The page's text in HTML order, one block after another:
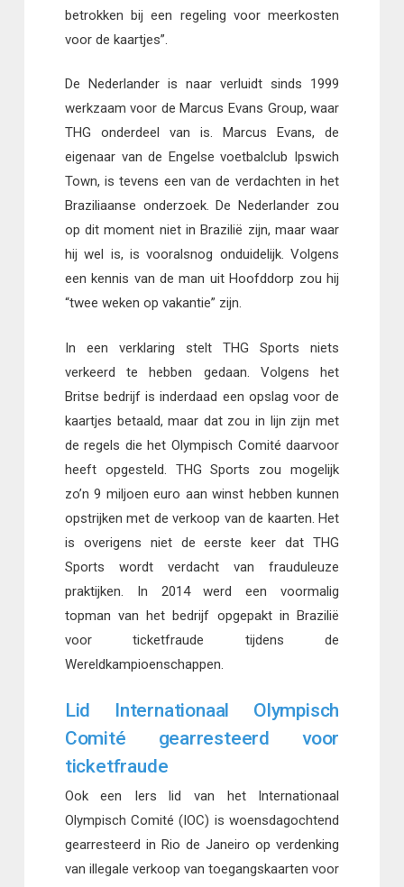
betrokken bij een regeling voor meerkosten
voor de kaartjes”.
De Nederlander is naar verluidt sinds 1999
werkzaam voor de Marcus Evans Group, waar
THG onderdeel van is. Marcus Evans, de
eigenaar van de Engelse voetbalclub Ipswich
Town, is tevens een van de verdachten in het
Braziliaanse onderzoek. De Nederlander zou
op dit moment niet in Brazilië zijn, maar waar
hij wel is, is vooralsnog onduidelijk. Volgens
een kennis van de man uit Hoofddorp zou hij
“twee weken op vakantie” zijn.
In een verklaring stelt THG Sports niets
verkeerd te hebben gedaan. Volgens het
Britse bedrijf is inderdaad een opslag voor de
kaartjes betaald, maar dat zou in lijn zijn met
de regels die het Olympisch Comité daarvoor
heeft opgesteld. THG Sports zou mogelijk
zo’n 9 miljoen euro aan winst hebben kunnen
opstrijken met de verkoop van de kaarten. Het
is overigens niet de eerste keer dat THG
Sports wordt verdacht van frauduleuze
praktijken. In 2014 werd een voormalig
topman van het bedrijf opgepakt in Brazilië
voor ticketfraude tijdens de
Wereldkampioenschappen.
Lid Internationaal Olympisch
Comité gearresteerd voor
ticketfraude
Ook een Iers lid van het Internationaal
Olympisch Comité (IOC) is woensdagochtend
gearresteerd in Rio de Janeiro op verdenking
van illegale verkoop van toegangskaarten voor